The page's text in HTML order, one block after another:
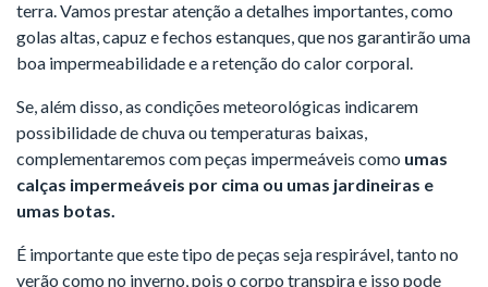
terra. Vamos prestar atenção a detalhes importantes, como
golas altas, capuz e fechos estanques, que nos garantirão uma
boa impermeabilidade e a retenção do calor corporal.
Se, além disso, as condições meteorológicas indicarem
possibilidade de chuva ou temperaturas baixas,
complementaremos com peças impermeáveis como umas
calças impermeáveis por cima ou umas jardineiras e
umas botas.
É importante que este tipo de peças seja respirável, tanto no
verão como no inverno, pois o corpo transpira e isso pode